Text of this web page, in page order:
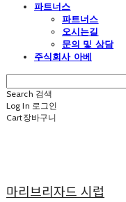
파트너스
파트너스
오시는길
문의 및 상담
주식회사 아베
Search 검색
Log In 로그인
Cart장바구니
마리브리자드 시럽